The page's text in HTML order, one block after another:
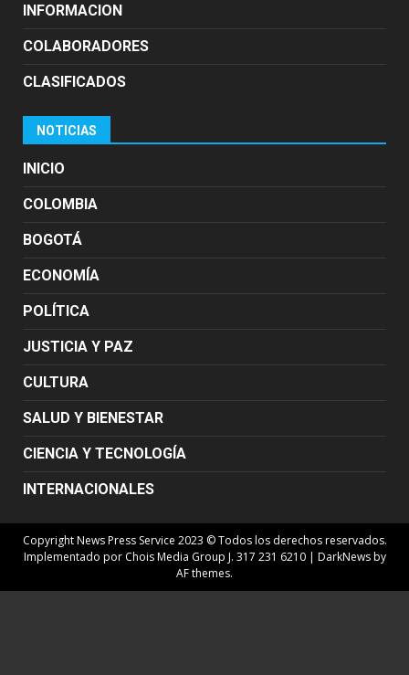
INFORMACION
COLABORADORES
CLASIFICADOS
NOTICIAS
INICIO
COLOMBIA
BOGOTÁ
ECONOMÍA
POLÍTICA
JUSTICIA Y PAZ
CULTURA
SALUD Y BIENESTAR
CIENCIA Y TECNOLOGÍA
INTERNACIONALES
Copyright News Press Service 2023 © Todos los derechos reservados.
Implementado por Chois Media Group J. 317 231 6210 | DarkNewsby
AF themes.